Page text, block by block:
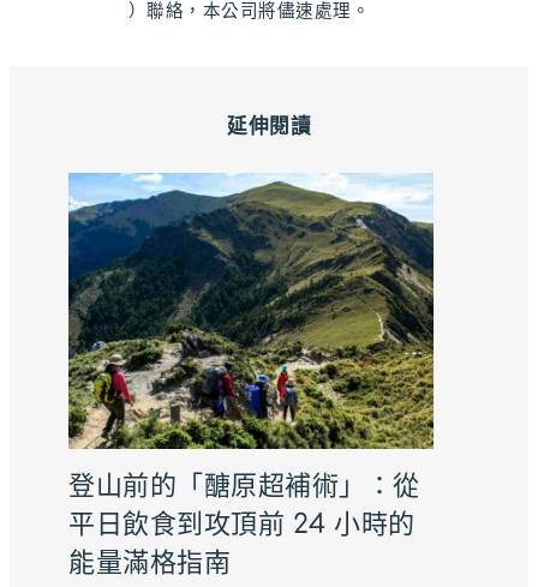
）聯絡，本公司將儘速處理。
延伸閱讀
登山前的「醣原超補術」：從
平日飲食到攻頂前 24 小時的
能量滿格指南